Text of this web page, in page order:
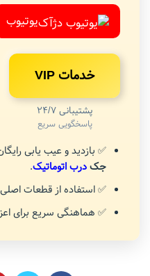
یوتیوب
خدمات VIP
پشتیبانی 24/7
پاسخگویی سریع
✅ بازدید و عیب یابی
جکدرب اتوماتیک.
✅ استفاده از قطعات
✅ هماهنگی سریع برای